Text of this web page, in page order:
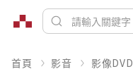
首頁 影音 影像DVD